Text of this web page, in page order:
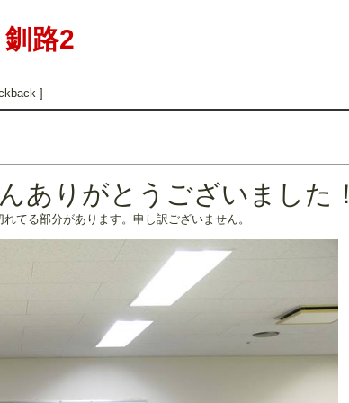
路2
]
ありがとうございました！
てる部分があります。申し訳ございません。